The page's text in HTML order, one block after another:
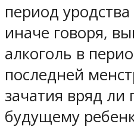
период
иначе говоря,
алкоголь в
последней
зачатия вряд ли
будущему